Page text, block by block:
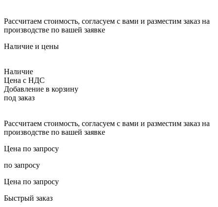
Рассчитаем стоимость, согласуем с вами и разместим заказ на
производстве по вашей заявке
Наличие и цены
Наличие
Цена с НДС
Добавление в корзину
под заказ
Рассчитаем стоимость, согласуем с вами и разместим заказ на
производстве по вашей заявке
Цена по запросу
по запросу
Цена по запросу
Быстрый заказ